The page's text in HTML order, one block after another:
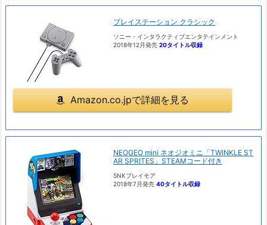
プレイステーション クラシック
ソニー・インタラクティブエンタテインメント
2018年12月発売 20タイトル収録
Amazon.co.jpで詳細を見る
NEOGEO mini ネオジオミニ「TWINKLE ST
AR SPRITES」STEAMコード付き
SNKプレイモア
2018年7月発売 40タイトル収録